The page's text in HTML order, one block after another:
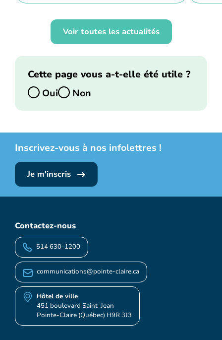
Voir toutes les actualités
Cette page vous a-t-elle été utile ?
Oui
Non
Inscrivez-vous à nos infolettres !
Je m'inscris
Contactez-nous
514 630-1200
communications@pointe-claire.ca
Hôtel de ville
451 boulevard Saint-Jean
Pointe-Claire (Québec) H9R 3J3